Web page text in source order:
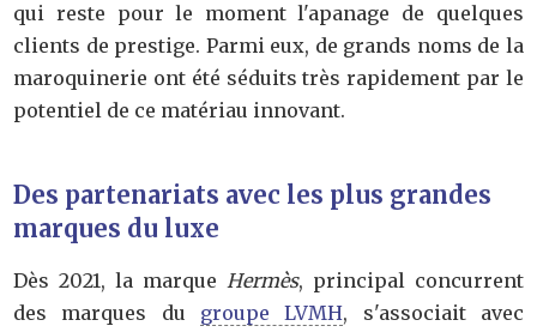
qui reste pour le moment l'apanage de quelques
clients de prestige. Parmi eux, de grands noms de la
maroquinerie ont été séduits très rapidement par le
potentiel de ce matériau innovant.
Des partenariats avec les plus grandes
marques du luxe
Dès 2021, la marque Hermès, principal concurrent
des marques du groupe LVMH, s'associait avec